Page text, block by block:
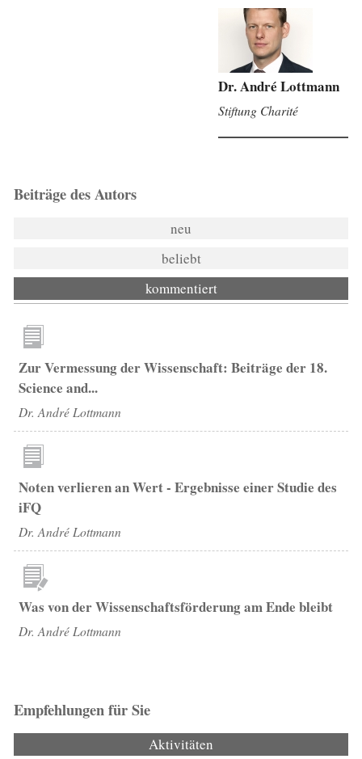
Dr. André Lottmann
Stiftung Charité
Beiträge des Autors
neu
beliebt
kommentiert
Zur Vermessung der Wissenschaft: Beiträge der 18.
Science and...
Dr. André Lottmann
Noten verlieren an Wert - Ergebnisse einer Studie des
iFQ
Dr. André Lottmann
Was von der Wissenschaftsförderung am Ende bleibt
Dr. André Lottmann
Empfehlungen für Sie
Aktivitäten